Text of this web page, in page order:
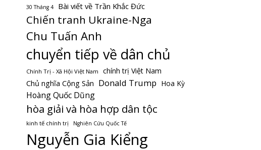
30 Tháng 4 Bài viết về Trần Khắc Đức
Chiến tranh Ukraine-Nga
Chu Tuấn Anh
chuyển tiếp về dân chủ
Chính Trị - Xã Hội Việt Nam chính trị Việt Nam
Chủ nghĩa Cộng Sản Donald Trump Hoa Kỳ
Hoàng Quốc Dũng
hòa giải và hòa hợp dân tộc
kinh tế chính trị Nghiên Cứu Quốc Tế
Nguyễn Gia Kiểng